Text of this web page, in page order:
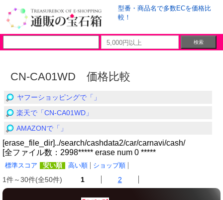
型番・商品名で多数ECを価格比
較！
CN-CA01WD 価格比較
ヤフーショッピングで「」
楽天で「CN-CA01WD」
AMAZONで「」
[erase_file_dir]../search/cashdata2/car/carnavi/cash/
[全ファイル数：2998***** erase num 0 *****
標準スコア 安い順 高い順 ショップ順
1件～30件(全50件) 1 2